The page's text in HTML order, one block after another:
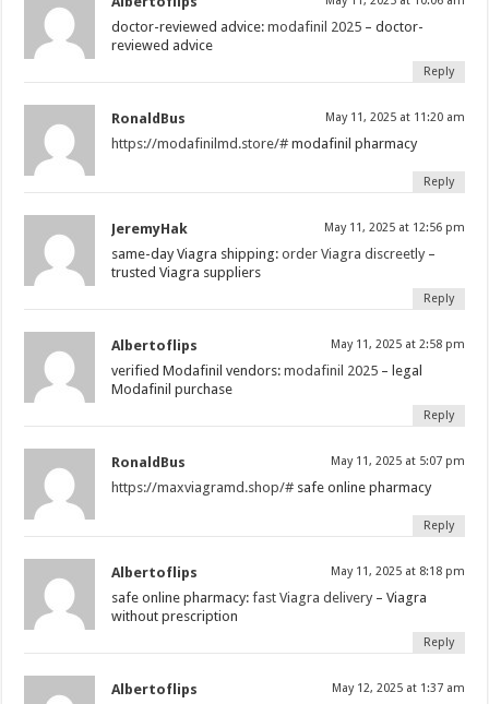
doctor-reviewed advice:modafinil 2025 – doctor-
reviewed advice
Reply
RonaldBus May 11, 2025 at 11:20 am
https://modafinilmd.store/# modafinil pharmacy
Reply
JeremyHak May 11, 2025 at 12:56 pm
same-day Viagra shipping:order Viagra discreetly –
trusted Viagra suppliers
Reply
Albertoflips May 11, 2025 at 2:58 pm
verified Modafinil vendors:modafinil 2025 – legal
Modafinil purchase
Reply
RonaldBus May 11, 2025 at 5:07 pm
https://maxviagramd.shop/# safe online pharmacy
Reply
Albertoflips May 11, 2025 at 8:18 pm
safe online pharmacy:fast Viagra delivery – Viagra
without prescription
Reply
Albertoflips May 12, 2025 at 1:37 am